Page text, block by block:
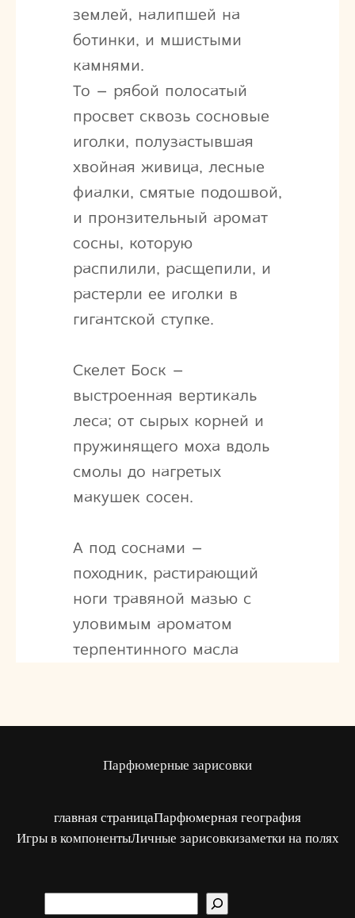
землей, налипшей на
ботинки, и мшистыми
камнями.
То – рябой полосатый
просвет сквозь сосновые
иголки, полузастывшая
хвойная живица, лесные
фиалки, смятые подошвой,
и пронзительный аромат
сосны, которую
распилили, расщепили, и
растерли ее иголки в
гигантской ступке.
Скелет Боск –
выстроенная вертикаль
леса; от сырых корней и
пружинящего моха вдоль
смолы до нагретых
макушек сосен.
А под соснами –
походник, растирающий
ноги травяной мазью с
уловимым ароматом
терпентинного масла
Парфюмерные зарисовки
главная страницаПарфюмерная география
Игры в компонентыЛичные зарисовкизаметки на полях